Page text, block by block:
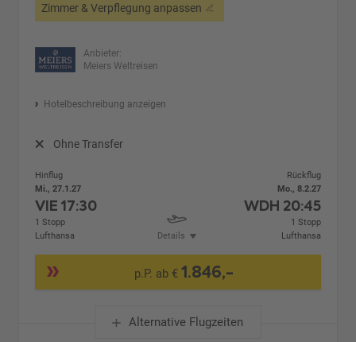
Zimmer & Verpflegung anpassen
Anbieter:
Meiers Weltreisen
Hotelbeschreibung anzeigen
Ohne Transfer
Hinflug
Mi., 27.1.27
VIE17:30
1 Stopp
Lufthansa
Details
Rückflug
Mo., 8.2.27
WDH 20:45
1 Stopp
Lufthansa
p.P. ab € 1.846,-
Alternative Flugzeiten